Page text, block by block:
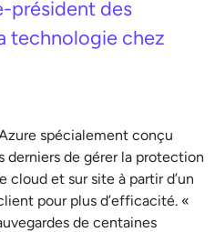
président des
technologie chez
spécialement conçu
derniers de gérer la protection
cloud et sur site à partir d’un
pour plus d’efficacité. «
de centaines